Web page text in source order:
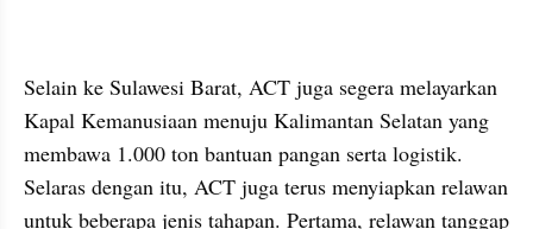
Selain ke Sulawesi Barat, ACT juga segera melayarkan
Kapal Kemanusiaan menuju Kalimantan Selatan yang
membawa 1.000 ton bantuan pangan serta logistik.
Selaras dengan itu, ACT juga terus menyiapkan relawan
untuk beberapa jenis tahapan. Pertama, relawan tanggap